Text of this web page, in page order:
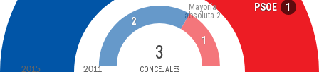
PSOE 1
3
CONCEJALES
Mayoría
absoluta 2
2
1
2015 2011